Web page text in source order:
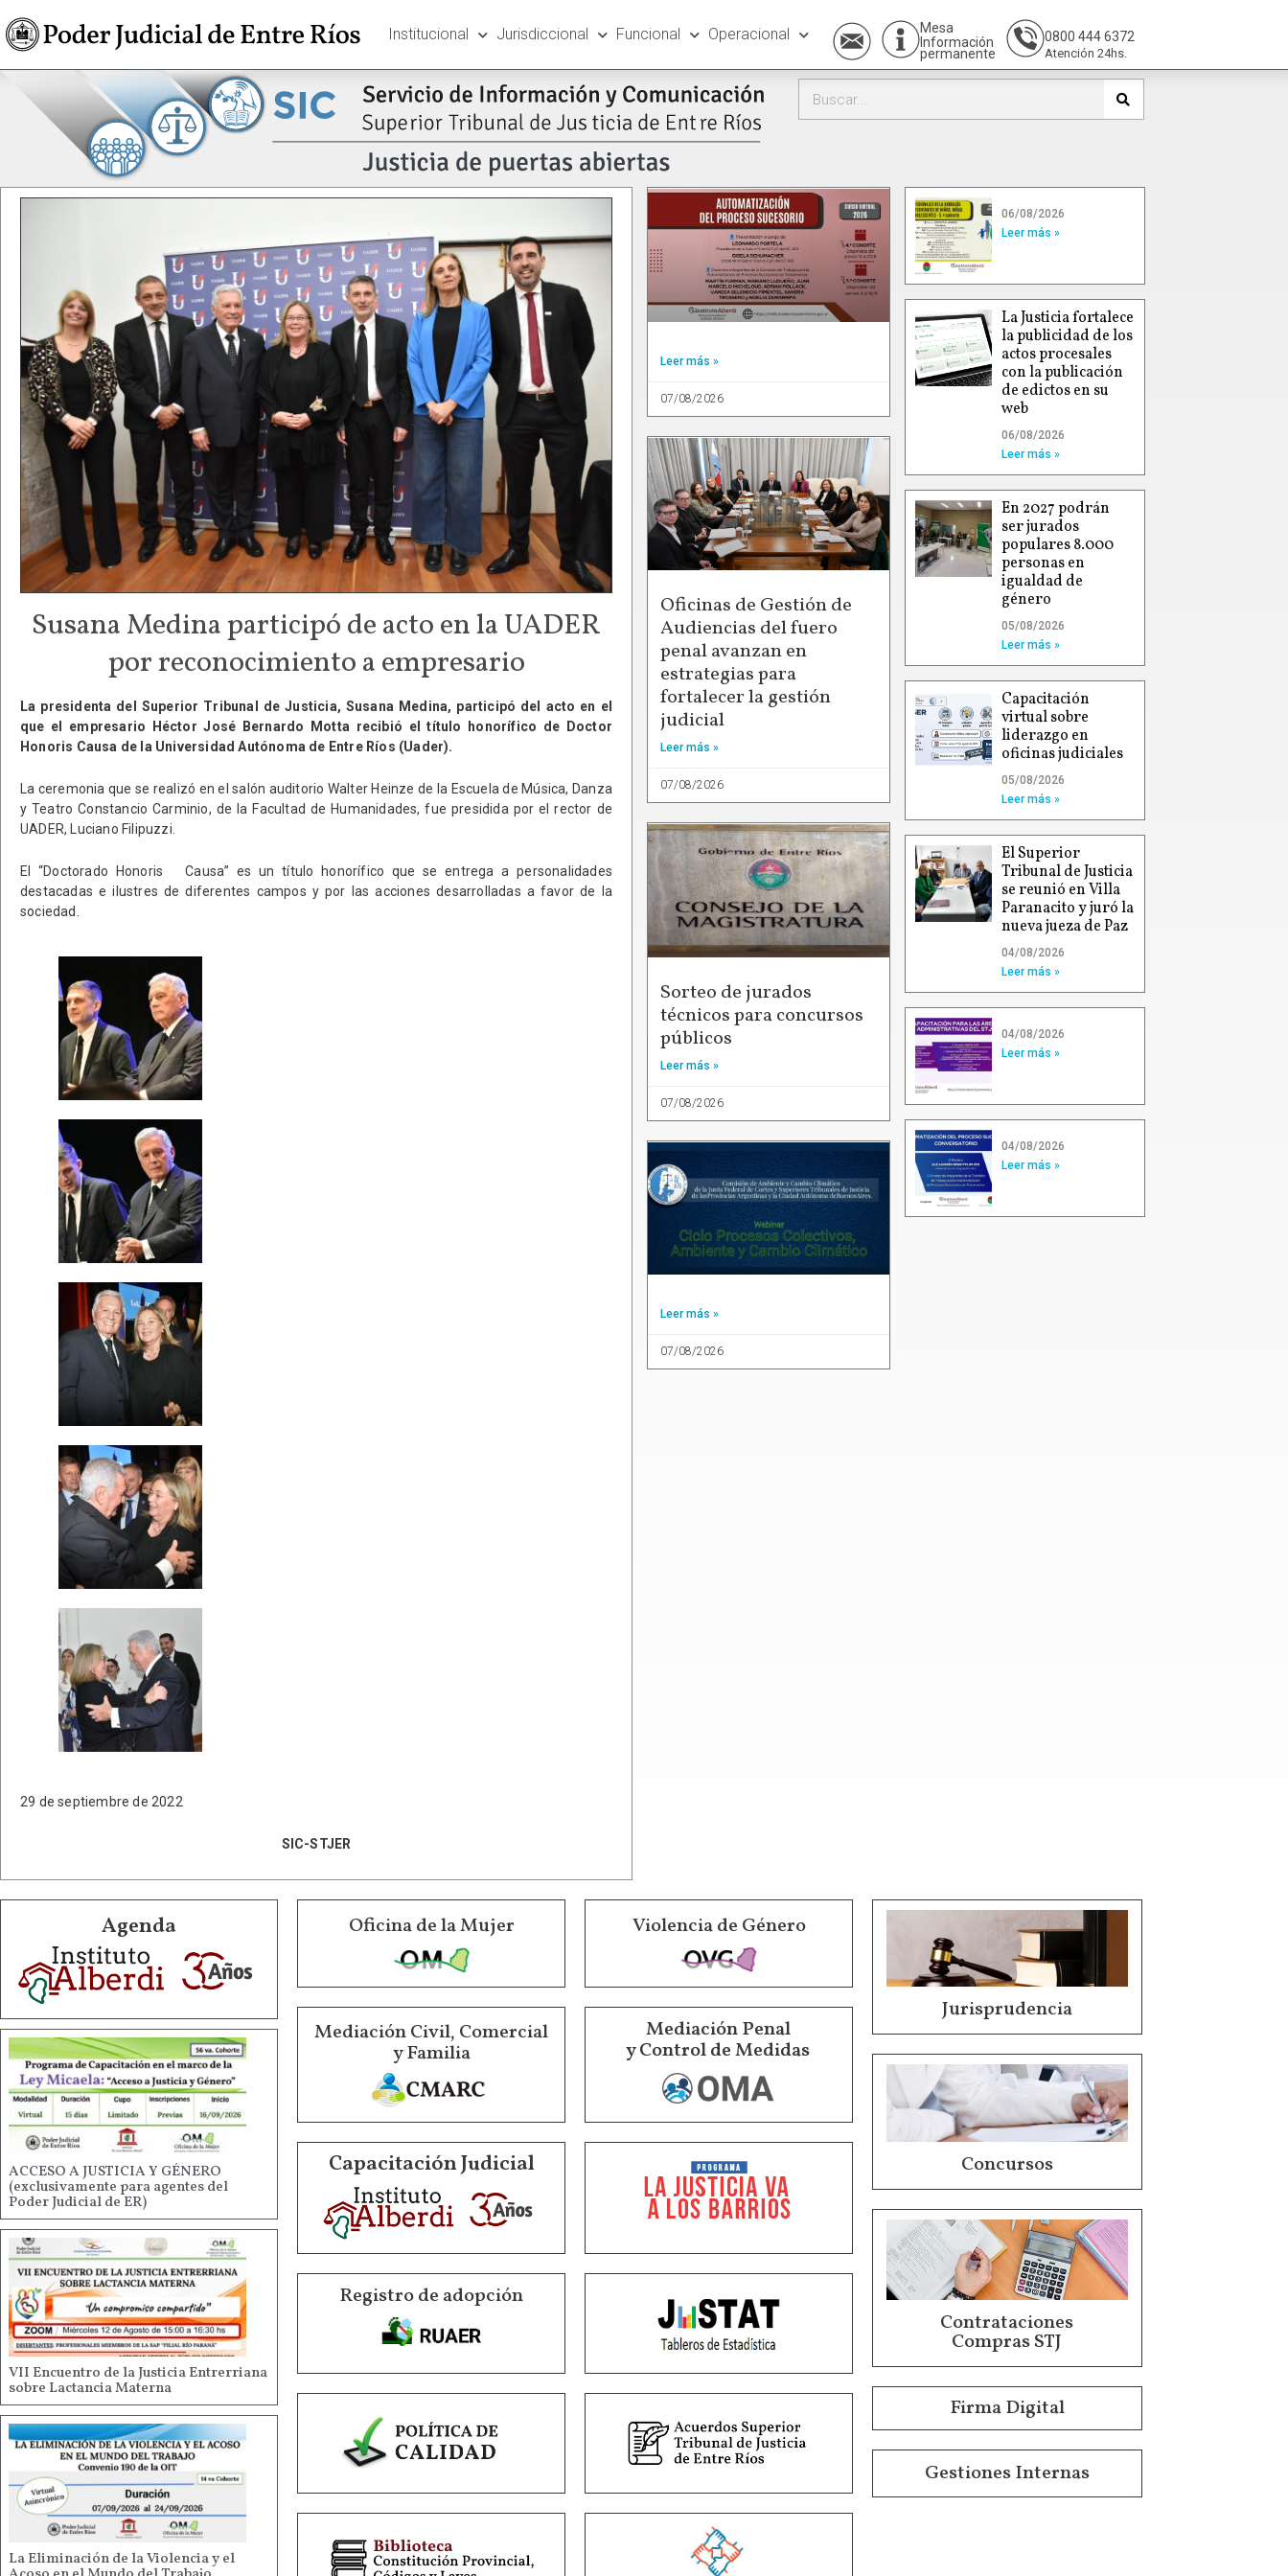
Institucional Jurisdiccional Funcional Operacional
Mesa
Información
permanente
0800 444 6372
Atención 24hs.
Susana Medina participó de acto en la UADER
por reconocimiento a empresario
La presidenta del Superior Tribunal de Justicia, Susana Medina, participó del acto en el
que el empresario Héctor José Bernardo Motta recibió el título honorífico de Doctor
Honoris Causa de la Universidad Autónoma de Entre Ríos (Uader).
La ceremonia que se realizó en el salón auditorio Walter Heinze de la Escuela de Música, Danza
y Teatro Constancio Carminio, de la Facultad de Humanidades, fue presidida por el rector de
UADER, Luciano Filipuzzi.
El “Doctorado Honoris Causa” es un título honorífico que se entrega a personalidades
destacadas e ilustres de diferentes campos y por las acciones desarrolladas a favor de la
sociedad.
29 de septiembre de 2022
SIC-STJER
Leer más »
07/08/2026
Oficinas de Gestión de
Audiencias del fuero
penal avanzan en
estrategias para
fortalecer la gestión
judicial
Leer más »
07/08/2026
Sorteo de jurados
técnicos para concursos
públicos
Leer más »
07/08/2026
Leer más »
07/08/2026
06/08/2026
Leer más »
La Justicia fortalece
la publicidad de los
actos procesales
con la publicación
de edictos en su
web
06/08/2026
Leer más »
En 2027 podrán
ser jurados
populares 8.000
personas en
igualdad de
género
05/08/2026
Leer más »
Capacitación
virtual sobre
liderazgo en
oficinas judiciales
05/08/2026
Leer más »
El Superior
Tribunal de Justicia
se reunió en Villa
Paranacito y juró la
nueva jueza de Paz
04/08/2026
Leer más »
04/08/2026
Leer más »
04/08/2026
Leer más »
Agenda
ACCESO A JUSTICIA Y GÉNERO
(exclusivamente para agentes del
Poder Judicial de ER)
VII Encuentro de la Justicia Entrerriana
sobre Lactancia Materna
La Eliminación de la Violencia y el
Oficina de la Mujer Violencia de Género
Mediación Civil, Comercial
y Familia
Mediación Penal
y Control de Medidas
Capacitación Judicial
Registro de adopción
Jurisprudencia
Concursos
Contrataciones
Compras STJ
Firma Digital
Gestiones Internas